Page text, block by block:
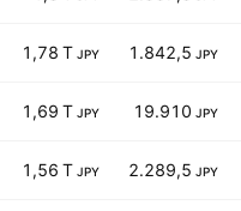
1,78 T JPY 1.842,5 JPY
1,69 T JPY 19.910 JPY
1,56 T JPY 2.289,5 JPY